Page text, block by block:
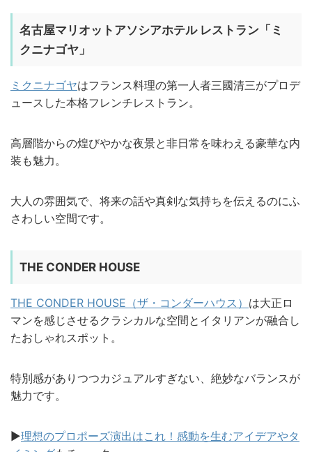
名古屋マリオットアソシアホテル レストラン「ミ
クニナゴヤ」
ミクニナゴヤはフランス料理の第一人者三國清三がプロデ
ュースした本格フレンチレストラン。
高層階からの煌びやかな夜景と非日常を味わえる豪華な内
装も魅力。
大人の雰囲気で、将来の話や真剣な気持ちを伝えるのにふ
さわしい空間です。
THE CONDER HOUSE
THE CONDER HOUSE（ザ・コンダーハウス） は大正ロ
マンを感じさせるクラシカルな空間とイタリアンが融合し
たおしゃれスポット。
特別感がありつつカジュアルすぎない、絶妙なバランスが
魅力です。
▶︎理想のプロポーズ演出はこれ！感動を生むアイデアやタ